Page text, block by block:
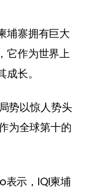
埔寨拥有巨大
它作为世界上
长。
势以惊人势头
为全球第十的
示，IQI柬埔